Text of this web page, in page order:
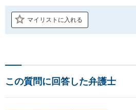
マイリストに入れる
この質問に回答した弁護士